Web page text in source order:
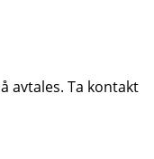
avtales. Ta kontakt